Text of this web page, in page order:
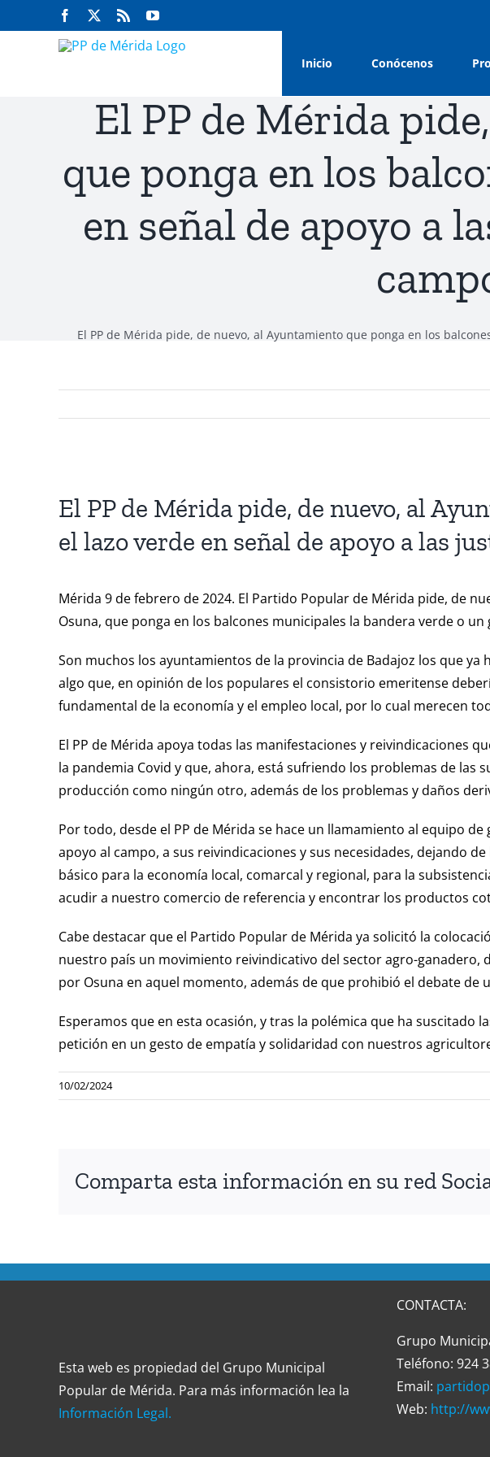
al
contenido
Facebook
Twitter Rss YouTube
Inicio Conócenos
El PP de Mérida
que ponga en los
en señal de apoyo a
El PP de Mérida pide, de nuevo, al Ayuntamiento que ponga en los
imagen
grande
El PP de Mérida pide, de nuevo, al
el lazo verde en señal de apoyo a las
Mérida 9 de febrero de 2024. El Partido Popular de Mérida pide, de
Osuna, que ponga en los balcones municipales la bandera verde o
Son muchos los ayuntamientos de la provincia de Badajoz los que
algo que, en opinión de los populares el consistorio emeritense
fundamental de la economía y el empleo local, por lo cual merecen
El PP de Mérida apoya todas las manifestaciones y reivindicaciones
la pandemia Covid y que, ahora, está sufriendo los problemas de las
producción como ningún otro, además de los problemas y daños
Por todo, desde el PP de Mérida se hace un llamamiento al equipo
apoyo al campo, a sus reivindicaciones y sus necesidades, dejando
básico para la economía local, comarcal y regional, para la
acudir a nuestro comercio de referencia y encontrar los productos
Cabe destacar que el Partido Popular de Mérida ya solicitó la
nuestro país un movimiento reivindicativo del sector agro-ganadero,
por Osuna en aquel momento, además de que prohibió el debate
Esperamos que en esta ocasión, y tras la polémica que ha suscitado
petición en un gesto de empatía y solidaridad con nuestros agricultores
10/02/2024
Comparta esta información en su red
Esta web es propiedad del Grupo Municipal
Popular de Mérida. Para más información lea la
Información Legal.
CONTACTA:
Grupo
Teléfono: 924
Email:
Web: http://